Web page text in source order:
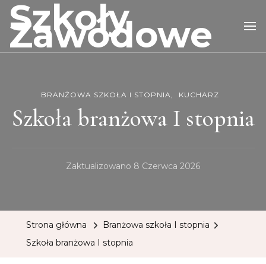
Szkoły
Zawodowe
BRANŻOWA SZKOŁA I STOPNIA KUCHARZ
Szkoła branżowa I stopnia
Zaktualizowano 8 Czerwca 2026
Strona główna
Branżowa szkoła I stopnia
Szkoła branżowa I stopnia